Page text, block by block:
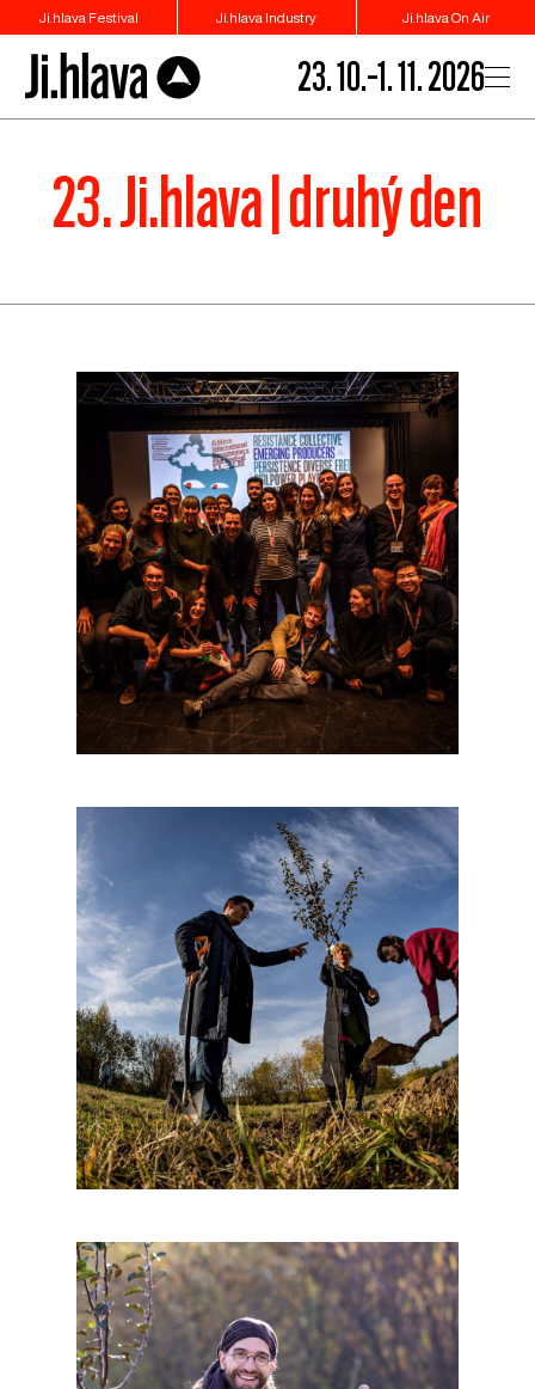
Ji.hlava Festival Ji.hlava Industry Ji.hlava On Air
23. 10.–1. 11. 2026
23. Ji.hlava | druhý den